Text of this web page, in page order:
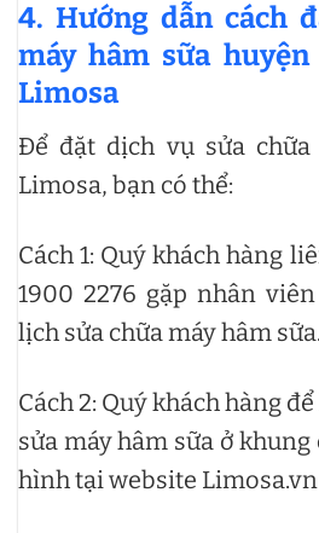
4. Hướng dẫn cách
máy hâm sữa
Limosa
Để đặt dịch vụ sửa
Limosa, bạn có thể:
Cách 1: Quý khách hàng
1900 2276 gặp nhân
lịch sửa chữa máy hâm sữa.
Cách 2: Quý khách hàng
sửa máy hâm sữa ở
hình tại website Limosa.vn